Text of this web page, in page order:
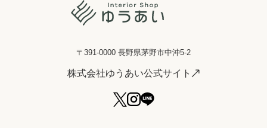
〒391-0000 長野県茅野市中沖5-2
株式会社ゆうあい公式サイト